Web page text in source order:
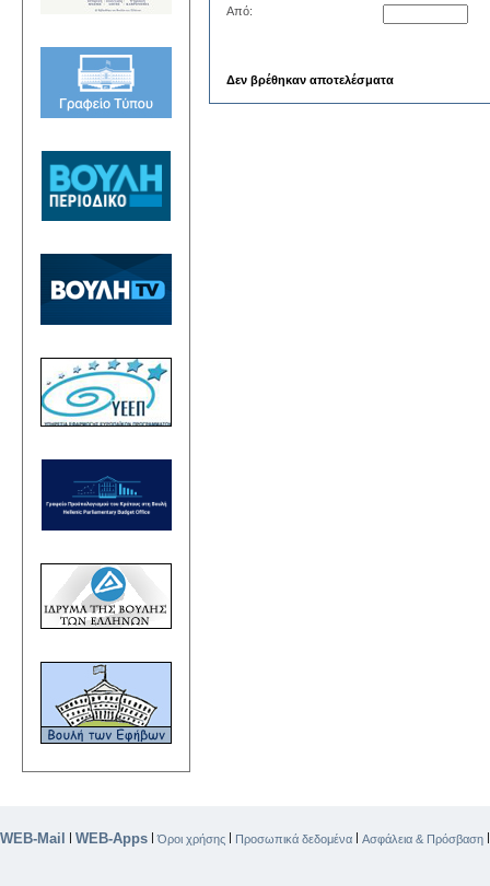
Από:
Δεν βρέθηκαν αποτελέσματα
WEB-Mail WEB-Apps |Όροι χρήσης Προσωπικά δεδομένα Ασφάλεια & Πρόσβαση